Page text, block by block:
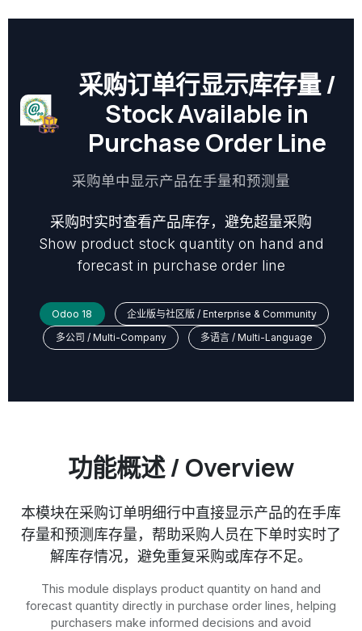
采购订单行显示库存量 /
Stock Available in
Purchase Order Line
采购单中显示产品在手量和预测量
采购时实时查看产品库存，避免超量采购
Show product stock quantity on hand and
forecast in purchase order line
Odoo 18
企业版与社区版 / Enterprise & Community
多公司 / Multi-Company
多语言 / Multi-Language
功能概述 / Overview
本模块在采购订单明细行中直接显示产品的在手库
存量和预测库存量，帮助采购人员在下单时实时了
解库存情况，避免重复采购或库存不足。
This module displays product quantity on hand and
forecast quantity directly in purchase order lines, helping
purchasers make informed decisions and avoid